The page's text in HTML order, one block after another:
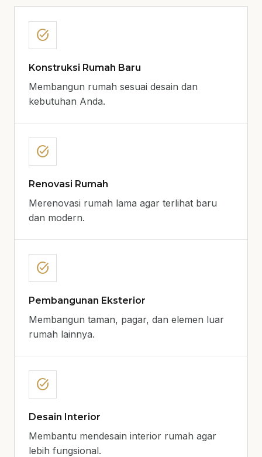
task_alt
Konstruksi Rumah Baru
Membangun rumah sesuai desain dan
kebutuhan Anda.
task_alt
Renovasi Rumah
Merenovasi rumah lama agar terlihat baru
dan modern.
task_alt
Pembangunan Eksterior
Membangun taman, pagar, dan elemen luar
rumah lainnya.
task_alt
Desain Interior
Membantu mendesain interior rumah agar
lebih fungsional.